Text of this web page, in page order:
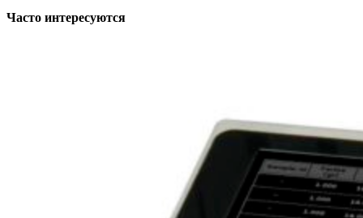
Часто интересуются